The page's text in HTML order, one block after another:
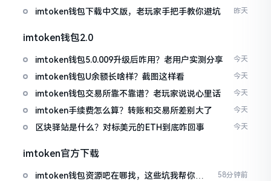
imtoken钱包下载中文版，老玩家手把手教你避坑 昨天
imtoken钱包2.0
imtoken钱包5.0.009升级后咋用？老用户实测分享 今天
imtoken钱包U余额长啥样？截图这样看 今天
imtoken钱包交易所靠不靠谱？老玩家说说心里话 今天
imtoken手续费怎么算？转账和交易所差别大了 今天
区块驿站是什么？对标美元的ETH到底咋回事 今天
imtoken官方下载
imtoken钱包资源吧在哪找，这些坑我帮你趟
58分钟前